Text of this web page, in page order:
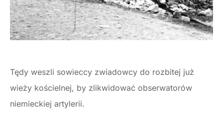
Tędy weszli sowieccy zwiadowcy do rozbitej już
wieży kościelnej, by zlikwidować obserwatorów
niemieckiej artylerii.